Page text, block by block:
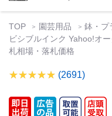
TOP 園芸用品 鉢・プ
ビシブルインク Yahoo!オ
札相場・落札価格
(2691)